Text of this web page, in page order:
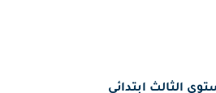
الثالث ابتدائي